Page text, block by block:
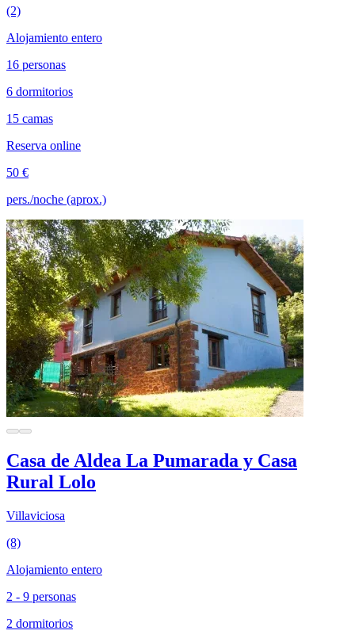
(2)
Alojamiento entero
16 personas
6 dormitorios
15 camas
Reserva online
50 €
pers./noche (aprox.)
Casa de Aldea La Pumarada y Casa
Rural Lolo
Villaviciosa
(8)
Alojamiento entero
2 - 9 personas
2 dormitorios